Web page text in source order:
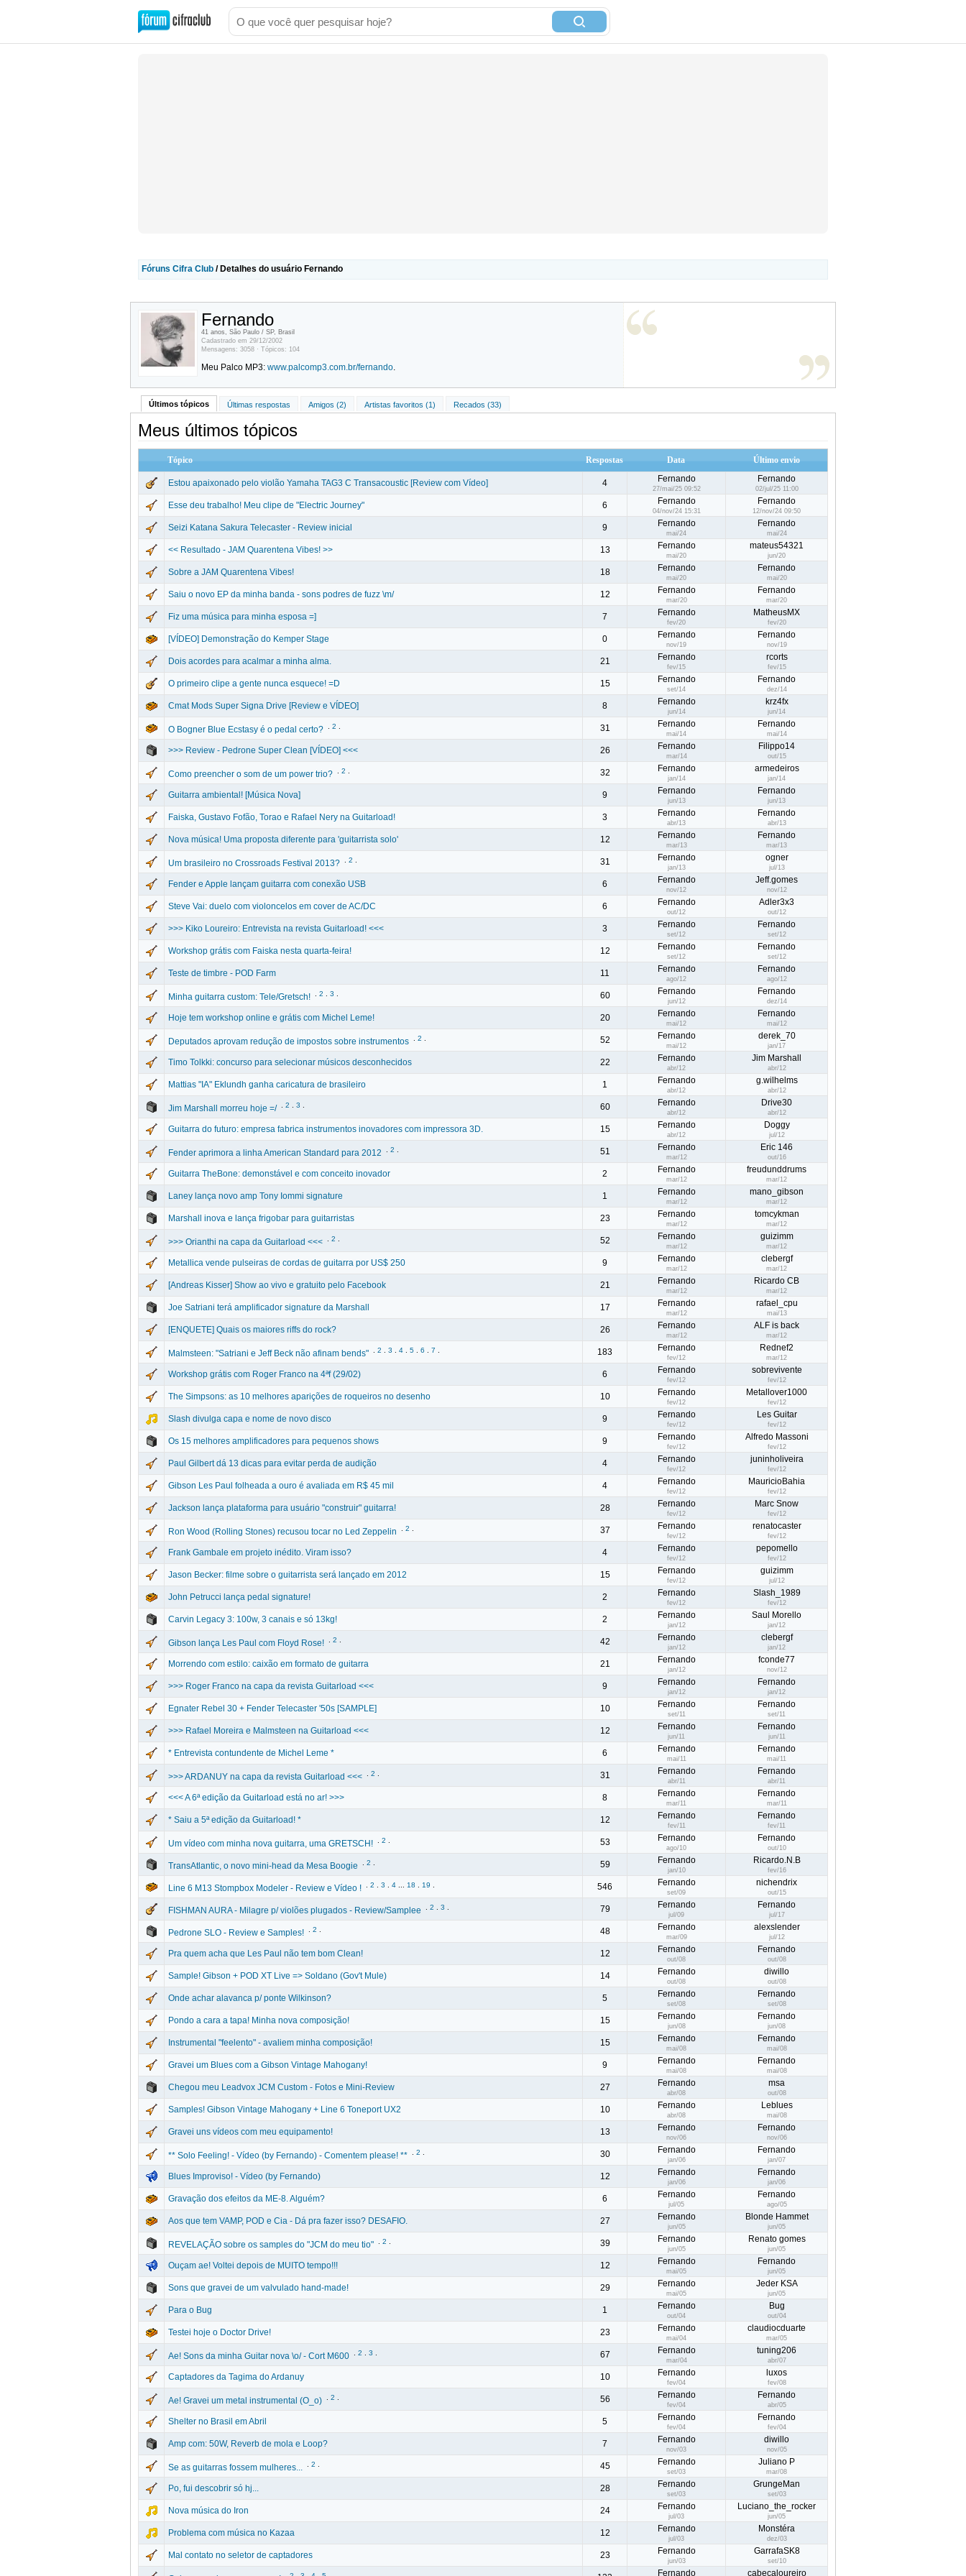
Fóruns Cifra Club / Detalhes do usuário Fernando
Fernando
41 anos, São Paulo / SP, Brasil
Cadastrado em 29/12/2002
Mensagens: 3058 · Tópicos: 104
Meu Palco MP3: www.palcomp3.com.br/fernando.
Últimos tópicos Últimas respostas Amigos (2) Artistas favoritos (1) Recados (33)
Meus últimos tópicos
Tópico Respostas Data Último envio
Estou apaixonado pelo violão Yamaha TAG3 C Transacoustic [Review com Vídeo] 4 Fernando
27/mai/25 09:52
Fernando
02/jul/25 11:00
Esse deu trabalho! Meu clipe de "Electric Journey" 6 Fernando
04/nov/24 15:31
Fernando
12/nov/24 09:50
Seizi Katana Sakura Telecaster - Review inicial 9 Fernando
mai/24
Fernando
mai/24
<< Resultado - JAM Quarentena Vibes! >> 13 Fernando
mai/20
mateus54321
jun/20
Sobre a JAM Quarentena Vibes! 18 Fernando
mai/20
Fernando
mai/20
Saiu o novo EP da minha banda - sons podres de fuzz \m/ 12 Fernando
mar/20
Fernando
mar/20
Fiz uma música para minha esposa =] 7 Fernando
fev/20
MatheusMX
fev/20
[VÍDEO] Demonstração do Kemper Stage 0 Fernando
nov/19
Fernando
nov/19
Dois acordes para acalmar a minha alma. 21 Fernando
fev/15
rcorts
fev/15
O primeiro clipe a gente nunca esquece! =D 15 Fernando
set/14
Fernando
dez/14
Cmat Mods Super Signa Drive [Review e VÍDEO] 8 Fernando
jun/14
krz4fx
jun/14
O Bogner Blue Ecstasy é o pedal certo? 2 31 Fernando
mai/14
Fernando
mai/14
>>> Review - Pedrone Super Clean [VÍDEO] <<< 26 Fernando
mar/14
Filippo14
out/15
Como preencher o som de um power trio? 2 32 Fernando
jan/14
armedeiros
jan/14
Guitarra ambiental! [Música Nova] 9 Fernando
jun/13
Fernando
jun/13
Faiska, Gustavo Fofão, Torao e Rafael Nery na Guitarload! 3 Fernando
abr/13
Fernando
abr/13
Nova música! Uma proposta diferente para 'guitarrista solo' 12 Fernando
mar/13
Fernando
mar/13
Um brasileiro no Crossroads Festival 2013? 2 31 Fernando
jan/13
ogner
jul/13
Fender e Apple lançam guitarra com conexão USB 6 Fernando
nov/12
Jeff.gomes
nov/12
Steve Vai: duelo com violoncelos em cover de AC/DC 6 Fernando
out/12
Adler3x3
out/12
>>> Kiko Loureiro: Entrevista na revista Guitarload! <<< 3 Fernando
set/12
Fernando
set/12
Workshop grátis com Faiska nesta quarta-feira! 12 Fernando
set/12
Fernando
set/12
Teste de timbre - POD Farm 11 Fernando
ago/12
Fernando
ago/12
Minha guitarra custom: Tele/Gretsch! 2 3 60 Fernando
jun/12
Fernando
dez/14
Hoje tem workshop online e grátis com Michel Leme! 20 Fernando
mai/12
Fernando
mai/12
Deputados aprovam redução de impostos sobre instrumentos 2 52 Fernando
mai/12
derek_70
jan/17
Timo Tolkki: concurso para selecionar músicos desconhecidos 22 Fernando
abr/12
Jim Marshall
abr/12
Mattias "IA" Eklundh ganha caricatura de brasileiro 1 Fernando
abr/12
g.wilhelms
abr/12
Jim Marshall morreu hoje =/ 2 3 60 Fernando
abr/12
Drive30
abr/12
Guitarra do futuro: empresa fabrica instrumentos inovadores com impressora 3D. 15 Fernando
abr/12
Doggy
jul/12
Fender aprimora a linha American Standard para 2012 2 51 Fernando
mar/12
Eric 146
out/16
Guitarra TheBone: demonstável e com conceito inovador 2 Fernando
mar/12
freudunddrums
mar/12
Laney lança novo amp Tony Iommi signature 1 Fernando
mar/12
mano_gibson
mar/12
Marshall inova e lança frigobar para guitarristas 23 Fernando
mar/12
tomcykman
mar/12
>>> Orianthi na capa da Guitarload <<< 2 52 Fernando
mar/12
guizimm
mar/12
Metallica vende pulseiras de cordas de guitarra por US$ 250 9 Fernando
mar/12
clebergf
mar/12
[Andreas Kisser] Show ao vivo e gratuito pelo Facebook 21 Fernando
mar/12
Ricardo CB
mar/12
Joe Satriani terá amplificador signature da Marshall 17 Fernando
mar/12
rafael_cpu
mai/13
[ENQUETE] Quais os maiores riffs do rock? 26 Fernando
mar/12
ALF is back
mar/12
Malmsteen: "Satriani e Jeff Beck não afinam bends" 2 3 4 5 6 7 183 Fernando
fev/12
Rednef2
mar/12
Workshop grátis com Roger Franco na 4ªf (29/02) 6 Fernando
fev/12
sobrevivente
fev/12
The Simpsons: as 10 melhores aparições de roqueiros no desenho 10 Fernando
fev/12
Metallover1000
fev/12
Slash divulga capa e nome de novo disco 9 Fernando
fev/12
Les Guitar
fev/12
Os 15 melhores amplificadores para pequenos shows 9 Fernando
fev/12
Alfredo Massoni
fev/12
Paul Gilbert dá 13 dicas para evitar perda de audição 4 Fernando
fev/12
juninholiveira
fev/12
Gibson Les Paul folheada a ouro é avaliada em R$ 45 mil 4 Fernando
fev/12
MauricioBahia
fev/12
Jackson lança plataforma para usuário "construir" guitarra! 28 Fernando
fev/12
Marc Snow
fev/12
Ron Wood (Rolling Stones) recusou tocar no Led Zeppelin 2 37 Fernando
fev/12
renatocaster
fev/12
Frank Gambale em projeto inédito. Viram isso? 4 Fernando
fev/12
pepomello
fev/12
Jason Becker: filme sobre o guitarrista será lançado em 2012 15 Fernando
fev/12
guizimm
jul/12
John Petrucci lança pedal signature! 2 Fernando
fev/12
Slash_1989
fev/12
Carvin Legacy 3: 100w, 3 canais e só 13kg! 2 Fernando
jan/12
Saul Morello
jan/12
Gibson lança Les Paul com Floyd Rose! 2 42 Fernando
jan/12
clebergf
jan/12
Morrendo com estilo: caixão em formato de guitarra 21 Fernando
jan/12
fconde77
nov/12
>>> Roger Franco na capa da revista Guitarload <<< 9 Fernando
jan/12
Fernando
jan/12
Egnater Rebel 30 + Fender Telecaster '50s [SAMPLE] 10 Fernando
set/11
Fernando
set/11
>>> Rafael Moreira e Malmsteen na Guitarload <<< 12 Fernando
jun/11
Fernando
jun/11
* Entrevista contundente de Michel Leme * 6 Fernando
mai/11
Fernando
mai/11
>>> ARDANUY na capa da revista Guitarload <<< 2 31 Fernando
abr/11
Fernando
abr/11
<<< A 6ª edição da Guitarload está no ar! >>> 8 Fernando
mar/11
Fernando
mar/11
* Saiu a 5ª edição da Guitarload! * 12 Fernando
fev/11
Fernando
fev/11
Um vídeo com minha nova guitarra, uma GRETSCH! 2 53 Fernando
ago/10
Fernando
out/10
TransAtlantic, o novo mini-head da Mesa Boogie 2 59 Fernando
jan/10
Ricardo.N.B
fev/16
Line 6 M13 Stompbox Modeler - Review e Vídeo ! 2 3 4 18 19 546 Fernando
set/09
nichendrix
out/15
FISHMAN AURA - Milagre p/ violões plugados - Review/Samplee 2 3 79 Fernando
jul/09
Fernando
jul/17
Pedrone SLO - Review e Samples! 2 48 Fernando
mar/09
alexslender
jul/12
Pra quem acha que Les Paul não tem bom Clean! 12 Fernando
out/08
Fernando
out/08
Sample! Gibson + POD XT Live => Soldano (Gov't Mule) 14 Fernando
out/08
diwillo
out/08
Onde achar alavanca p/ ponte Wilkinson? 5 Fernando
set/08
Fernando
set/08
Pondo a cara a tapa! Minha nova composição! 15 Fernando
jun/08
Fernando
jun/08
Instrumental "feelento" - avaliem minha composição! 15 Fernando
mai/08
Fernando
mai/08
Gravei um Blues com a Gibson Vintage Mahogany! 9 Fernando
mai/08
Fernando
mai/08
Chegou meu Leadvox JCM Custom - Fotos e Mini-Review 27 Fernando
abr/08
msa
out/08
Samples! Gibson Vintage Mahogany + Line 6 Toneport UX2 10 Fernando
abr/08
Leblues
mai/08
Gravei uns vídeos com meu equipamento! 13 Fernando
nov/06
Fernando
nov/06
** Solo Feeling! - Vídeo (by Fernando) - Comentem please! ** 2 30 Fernando
jan/06
Fernando
jan/07
Blues Improviso! - Vídeo (by Fernando) 12 Fernando
jan/06
Fernando
jan/06
Gravação dos efeitos da ME-8. Alguém? 6 Fernando
jul/05
Fernando
ago/05
Aos que tem VAMP, POD e Cia - Dá pra fazer isso? DESAFIO. 27 Fernando
jun/05
Blonde Hammet
jun/05
REVELAÇÃO sobre os samples do "JCM do meu tio" 2 39 Fernando
jun/05
Renato gomes
jun/05
Ouçam ae! Voltei depois de MUITO tempo!!! 12 Fernando
mai/05
Fernando
jun/05
Sons que gravei de um valvulado hand-made! 29 Fernando
mai/05
Jeder KSA
jun/05
Para o Bug 1 Fernando
out/04
Bug
out/04
Testei hoje o Doctor Drive! 23 Fernando
mai/04
claudiocduarte
mar/05
Ae! Sons da minha Guitar nova \o/ - Cort M600 2 3 67 Fernando
mar/04
tuning206
abr/07
Captadores da Tagima do Ardanuy 10 Fernando
fev/04
luxos
fev/08
Ae! Gravei um metal instrumental (O_o) 2 56 Fernando
fev/04
Fernando
abr/05
Shelter no Brasil em Abril 5 Fernando
fev/04
Fernando
fev/04
Amp com: 50W, Reverb de mola e Loop? 7 Fernando
nov/03
diwillo
nov/05
Se as guitarras fossem mulheres... 2 45 Fernando
set/03
Juliano P
mar/08
Po, fui descobrir só hj... 28 Fernando
set/03
GrungeMan
set/03
Nova música do Iron 24 Fernando
jul/03
Luciano_the_rocker
jun/05
Problema com música no Kazaa 12 Fernando
jul/03
Monstéra
dez/03
Mal contato no seletor de captadores 23 Fernando
jun/03
GarrafaSK8
set/10
Fernando cabeçaloureiro